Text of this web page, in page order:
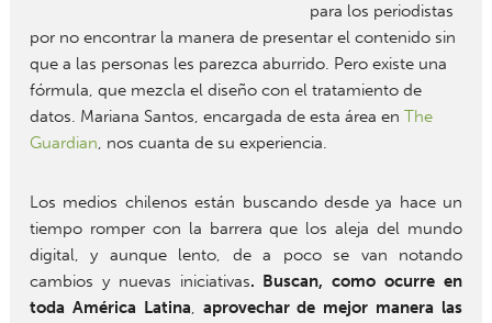
para los periodistas
por no encontrar la manera de presentar el contenido sin
que a las personas les parezca aburrido. Pero existe una
fórmula, que mezcla el diseño con el tratamiento de
datos. Mariana Santos, encargada de esta área en The
Guardian, nos cuanta de su experiencia.
Los medios chilenos están buscando desde ya hace un
tiempo romper con la barrera que los aleja del mundo
digital, y aunque lento, de a poco se van notando
cambios y nuevas iniciativas. Buscan, como ocurre en
toda América Latina, aprovechar de mejor manera las